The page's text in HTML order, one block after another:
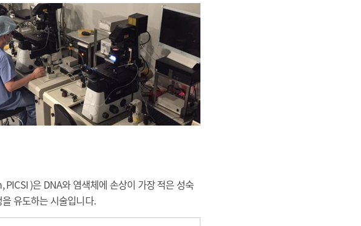
)은 DNA와 염색체에 손상이 가장 적은 성숙
유도하는 시술입니다.